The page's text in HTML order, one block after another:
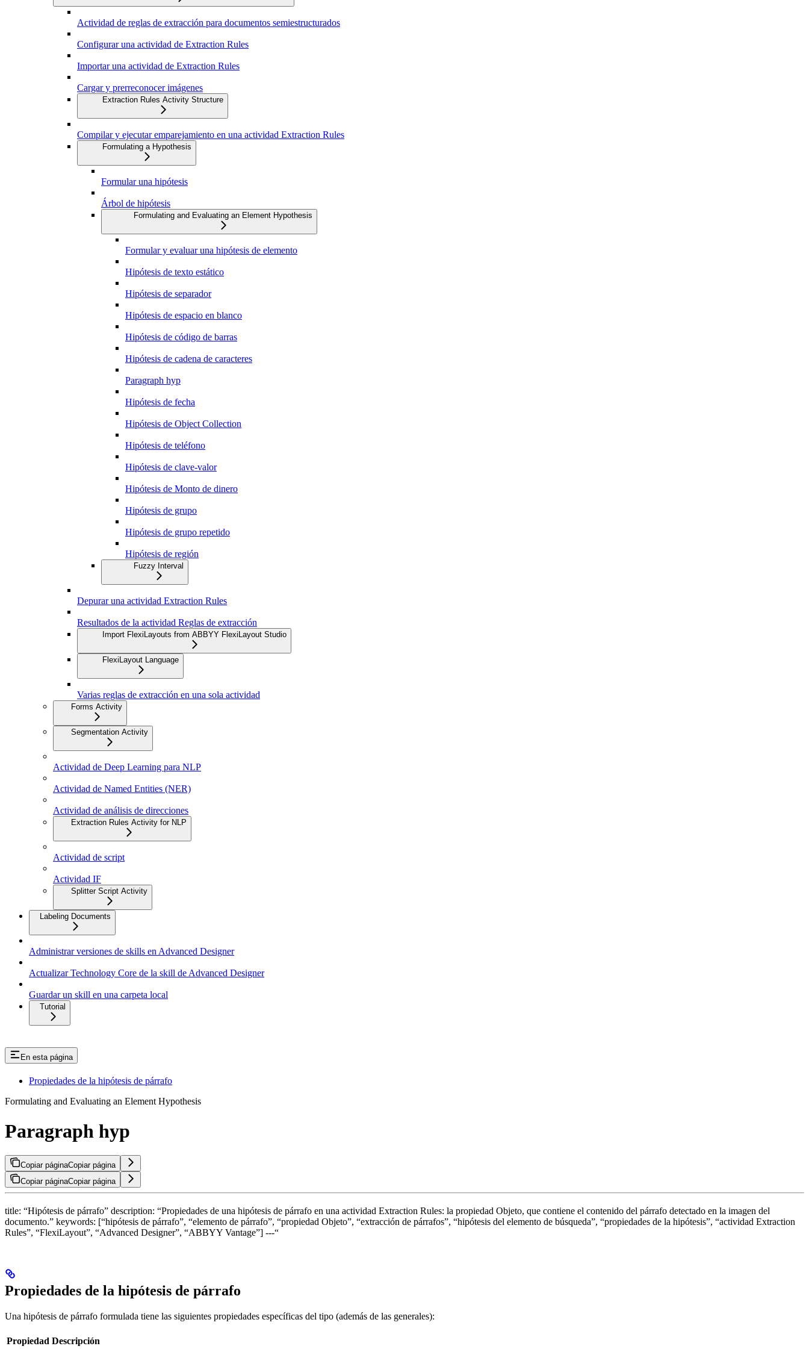
Actividad de reglas de extracción para documentos semiestructurados
Configurar una actividad de Extraction Rules
Importar una actividad de Extraction Rules
Cargar y prerreconocer imágenes
Extraction Rules Activity Structure
Compilar y ejecutar emparejamiento en una actividad Extraction Rules
Formulating a Hypothesis
Formular una hipótesis
Árbol de hipótesis
Formulating and Evaluating an Element Hypothesis
Formular y evaluar una hipótesis de elemento
Hipótesis de texto estático
Hipótesis de separador
Hipótesis de espacio en blanco
Hipótesis de código de barras
Hipótesis de cadena de caracteres
Paragraph hyp
Hipótesis de fecha
Hipótesis de Object Collection
Hipótesis de teléfono
Hipótesis de clave-valor
Hipótesis de Monto de dinero
Hipótesis de grupo
Hipótesis de grupo repetido
Hipótesis de región
Fuzzy Interval
Depurar una actividad Extraction Rules
Resultados de la actividad Reglas de extracción
Import FlexiLayouts from ABBYY FlexiLayout Studio
FlexiLayout Language
Varias reglas de extracción en una sola actividad
Forms Activity
Segmentation Activity
Actividad de Deep Learning para NLP
Actividad de Named Entities (NER)
Actividad de análisis de direcciones
Extraction Rules Activity for NLP
Actividad de script
Actividad IF
Splitter Script Activity
Labeling Documents
Administrar versiones de skills en Advanced Designer
Actualizar Technology Core de la skill de Advanced Designer
Guardar un skill en una carpeta local
Tutorial
En esta página
Propiedades de la hipótesis de párrafo
Formulating and Evaluating an Element Hypothesis
Paragraph hyp
Copiar páginaCopiar página
Copiar páginaCopiar página
title: “Hipótesis de párrafo” description: “Propiedades de una hipótesis de párrafo en una actividad Extraction Rules: la propiedad Objeto, que contiene el contenido del párrafo detectado en la imagen del
documento.” keywords: [“hipótesis de párrafo”, “elemento de párrafo”, “propiedad Objeto”, “extracción de párrafos”, “hipótesis del elemento de búsqueda”, “propiedades de la hipótesis”, “actividad Extraction
Rules”, “FlexiLayout”, “Advanced Designer”, “ABBYY Vantage”] ---“
Propiedades de la hipótesis de párrafo
Una hipótesis de párrafo formulada tiene las siguientes propiedades específicas del tipo (además de las generales):
Propiedad Descripción